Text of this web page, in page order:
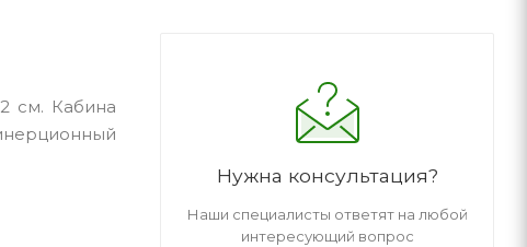
см. Кабина
Нужна консультация?
Наши специалисты ответят на любой
интересующий вопрос